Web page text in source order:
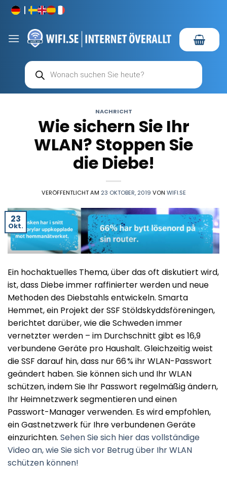
Zum
Inhalt
springen
Products
search
NACHRICHT
Wie sichern Sie Ihr
WLAN? Stoppen Sie
die Diebe!
VERÖFFENTLICHT AM 23 OKTOBER, 2019 VON WIFI.SE
23
Okt.
Ein hochaktuelles Thema, über das oft diskutiert wird,
ist, dass Diebe immer raffinierter werden und neue
Methoden des Diebstahls entwickeln. Smarta
Hemmet, ein Projekt der SSF Stöldskyddsföreningen,
berichtet darüber, wie die Schweden immer
vernetzter werden – im Durchschnitt gibt es 16,9
verbundene Geräte pro Haushalt. Gleichzeitig weist
die SSF darauf hin, dass nur 66 % ihr WLAN-Passwort
geändert haben. Sie können sich und Ihr WLAN
schützen, indem Sie Ihr Passwort regelmäßig ändern,
Ihr Heimnetzwerk segmentieren und einen
Passwort-Manager verwenden. Es wird empfohlen,
ein Gastnetzwerk für Ihre verbundenen Geräte
einzurichten. Sehen Sie sich hier das vollständige
Video an, wie Sie sich vor Betrug über Ihr WLAN
schützen können!